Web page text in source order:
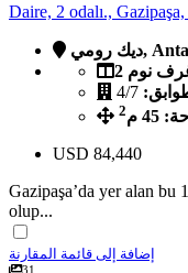
Daire, 2 odalı.,
غرف نوم
4/7
م
2
USD 84,440
Gazipaşa’da yer alan bu
olup...
إضافة إلى قائمة المقارنة
31